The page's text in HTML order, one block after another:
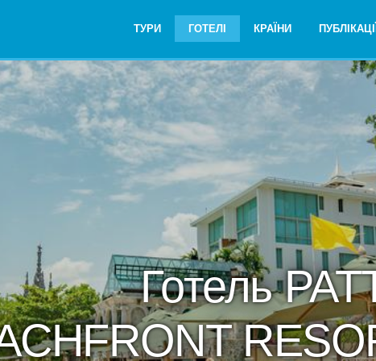
ТУРИ ГОТЕЛІ КРАЇНИ ПУБЛІКАЦІЇ
Готель